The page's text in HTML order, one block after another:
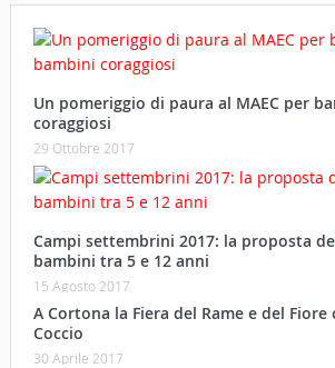
Un pomeriggio di paura al MAEC per
coraggiosi
29 Ottobre 2017
Campi settembrini 2017: la proposta
bambini tra 5 e 12 anni
15 Agosto 2017
A Cortona la Fiera del Rame e del
Coccio
30 Aprile 2017